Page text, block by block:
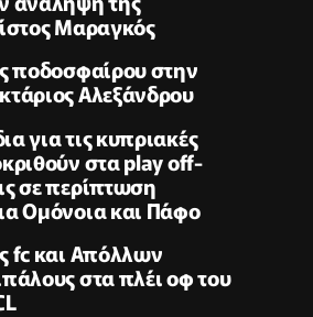
Μαραγκός
ποδοσφαίρου στην
Αλεξάνδρου
για τις κυπριακές
στα play off-
σε περίπτωση
Ομόνοια και Πάφο
fc και Απόλλων
στα πλέι οφ του